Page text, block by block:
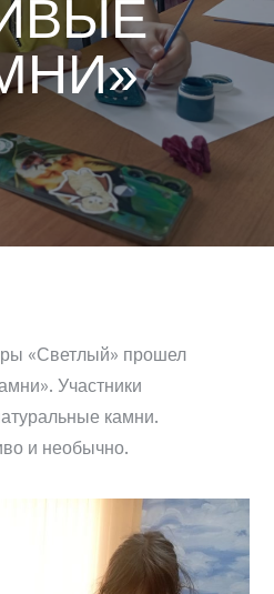
«Светлый» прошел
Участники
камни.
и необычно.